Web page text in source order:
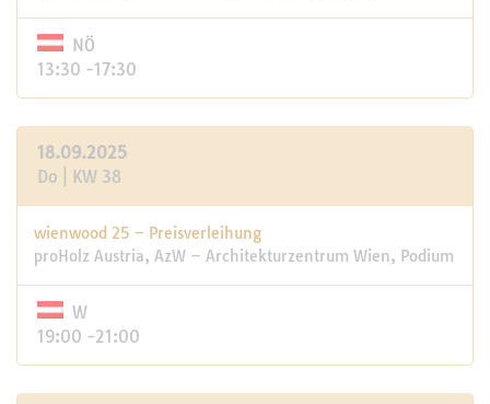
NÖ
13:30 -17:30
18.09.2025
Do | KW 38
wienwood 25 – Preisverleihung
proHolz Austria, AzW – Architekturzentrum Wien, Podium
W
19:00 -21:00